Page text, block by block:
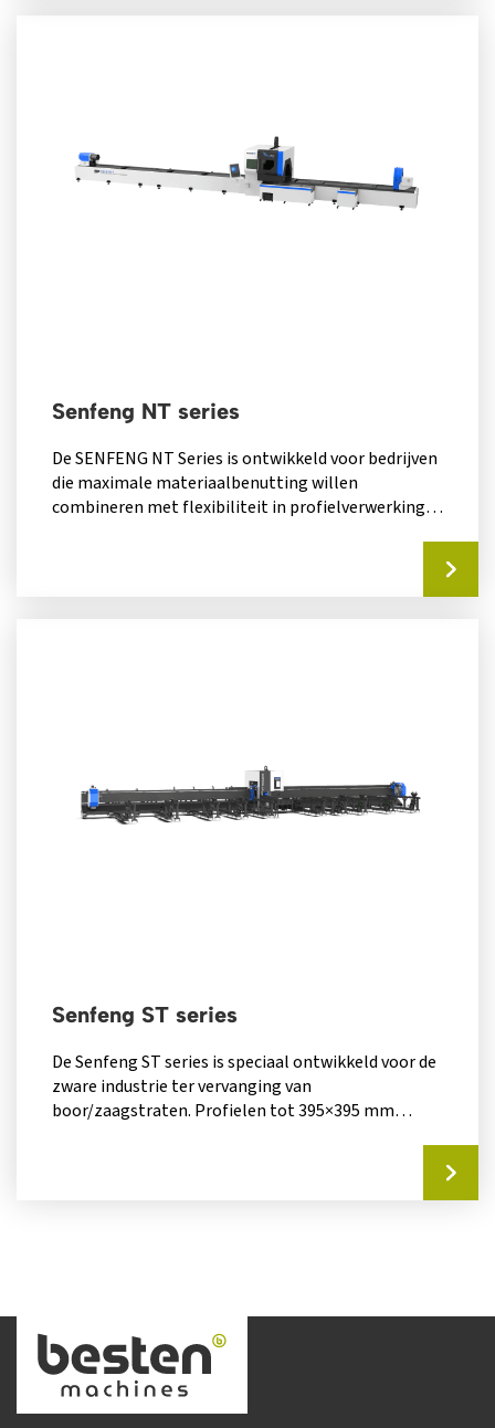
Senfeng NT series
De SENFENG NT Series is ontwikkeld voor bedrijven
die maximale materiaalbenutting willen
combineren met flexibiliteit in profielverwerking.
Senfeng ST series
De Senfeng ST series is speciaal ontwikkeld voor de
zware industrie ter vervanging van
boor/zaagstraten. Profielen tot 395×395 mm